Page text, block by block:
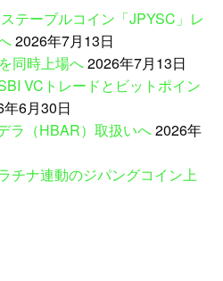
テーブルコイン「JPYSC」レ
2026年7月13日
同時上場へ2026年7月13日
VCトレードとビットポイン
6月30日
ラ（HBAR）取扱いへ2026年
チナ連動のジパングコイン上